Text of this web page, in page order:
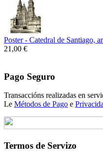
Poster - Catedral de Santiago,
21,00 €
Pago Seguro
Transaccións realizadas en
Le Métodos de Pago e
Termos de Servizo